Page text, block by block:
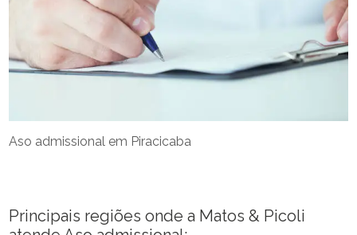
Aso admissional em Piracicaba
Principais regiões onde a Matos & Picoli